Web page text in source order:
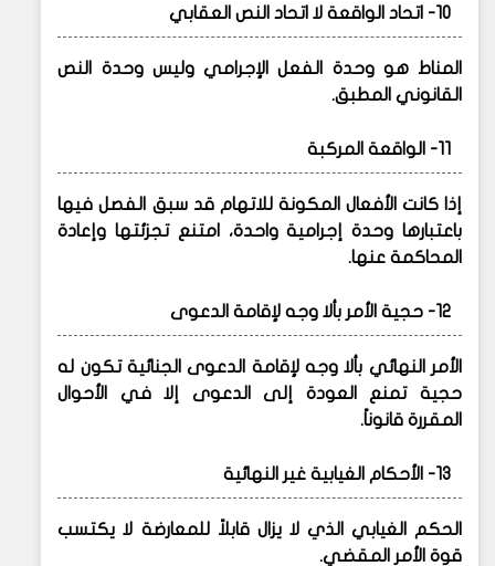
10- اتحاد الواقعة لا اتحاد النص العقابي
المناط هو وحدة الفعل الإجرامي وليس وحدة النص
القانوني المطبق.
11- الواقعة المركبة
إذا كانت الأفعال المكونة للاتهام قد سبق الفصل فيها
باعتبارها وحدة إجرامية واحدة، امتنع تجزئتها وإعادة
المحاكمة عنها.
12- حجية الأمر بألا وجه لإقامة الدعوى
الأمر النهائي بألا وجه لإقامة الدعوى الجنائية تكون له
حجية تمنع العودة إلى الدعوى إلا في الأحوال
المقررة قانوناً.
13- الأحكام الغيابية غير النهائية
الحكم الغيابي الذي لا يزال قابلاً للمعارضة لا يكتسب
قوة الأمر المقضي.